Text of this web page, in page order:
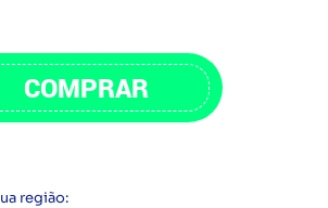
COMPRAR
região: